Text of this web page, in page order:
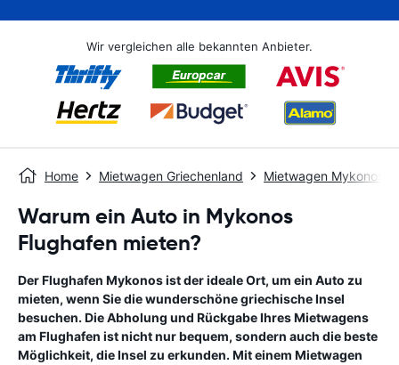
Wir vergleichen alle bekannten Anbieter.
Home Mietwagen Griechenland Mietwagen Mykonos
Warum ein Auto in Mykonos
Flughafen mieten?
Der Flughafen Mykonos ist der ideale Ort, um ein Auto zu
mieten, wenn Sie die wunderschöne griechische Insel
besuchen. Die Abholung und Rückgabe Ihres Mietwagens
am Flughafen ist nicht nur bequem, sondern auch die beste
Möglichkeit, die Insel zu erkunden. Mit einem Mietwagen